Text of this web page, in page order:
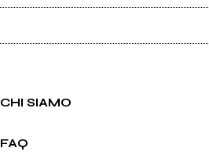
CHI SIAMO
FAQ